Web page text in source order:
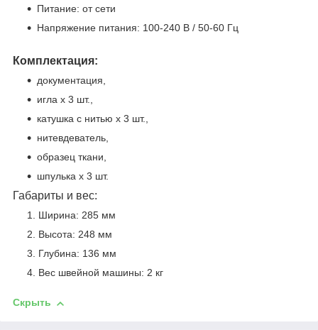
Питание: от сети
Напряжение питания: 100-240 В / 50-60 Гц
Комплектация:
документация,
игла х 3 шт.,
катушка с нитью х 3 шт.,
нитевдеватель,
образец ткани,
шпулька х 3 шт.
Габариты и вес:
Ширина: 285 мм
Высота: 248 мм
Глубина: 136 мм
Вес швейной машины: 2 кг
Скрыть